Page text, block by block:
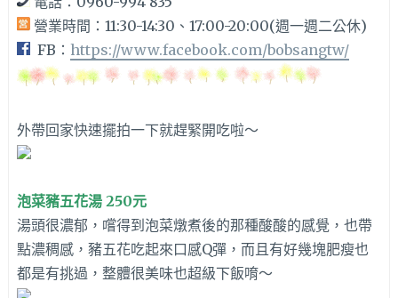
營業時間：11:30-14:30、17:00-20:00(週一週二公休)
FB： https://www.facebook.com/bobsangtw/
外帶回家快速擺拍一下就趕緊開吃啦～
泡菜豬五花湯 250元
湯頭很濃郁，嚐得到泡菜燉煮後的那種酸酸的感覺，也帶
點濃稠感，豬五花吃起來口感Q彈，而且有好幾塊肥瘦也
都是有挑過，整體很美味也超級下飯唷～